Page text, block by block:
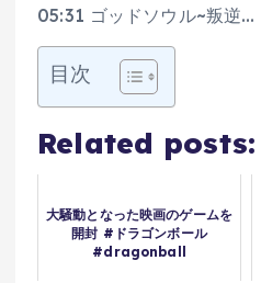
05:31 ゴッドソウル~叛逆…
目次
Related posts:
大騒動となった映画のゲームを
開封 #ドラゴンボール
#dragonball